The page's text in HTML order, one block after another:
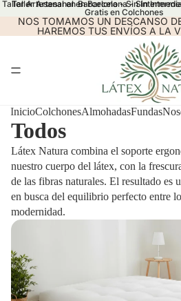
Taller Artesanal en Barcelona - Sin
Gratis en Colchones
Taller Artesanal en Barcelona - Sin
NOS TOMAMOS UN DESCANSO
HAREMOS TUS ENVÍOS A LA
InicioColchonesAlmohadasFundas
Todos
Látex Natura combina el soporte
nuestro cuerpo del látex, con la
de las fibras naturales. El resultado es
en busca del equilibrio perfecto entre
modernidad.